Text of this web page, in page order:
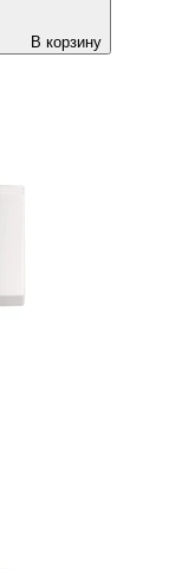
В корзину